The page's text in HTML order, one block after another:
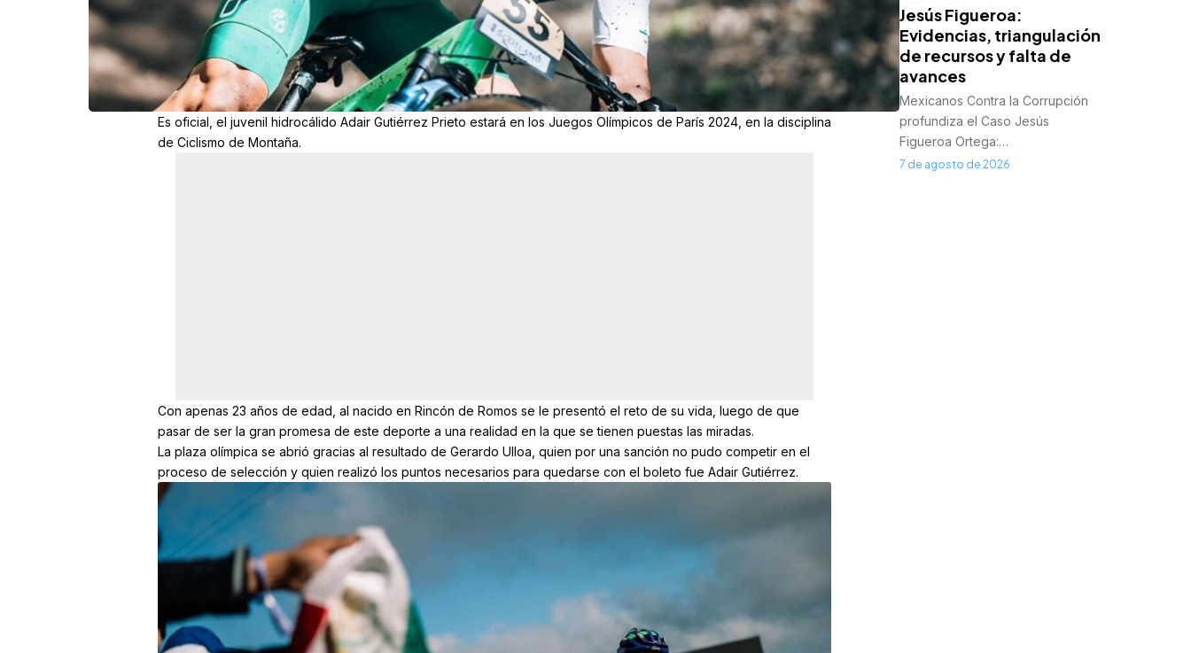
Es oficial, el juvenil hidrocálido Adair Gutiérrez Prieto estará en los Juegos Olímpicos de París 2024, en la disciplina
de Ciclismo de Montaña.
Con apenas 23 años de edad, al nacido en Rincón de Romos se le presentó el reto de su vida, luego de que
pasar de ser la gran promesa de este deporte a una realidad en la que se tienen puestas las miradas.
La plaza olímpica se abrió gracias al resultado de Gerardo Ulloa, quien por una sanción no pudo competir en el
proceso de selección y quien realizó los puntos necesarios para quedarse con el boleto fue Adair Gutiérrez.
Jesús Figueroa:
Evidencias, triangulación
de recursos y falta de
avances
Mexicanos Contra la Corrupción
profundiza el Caso Jesús
Figueroa Ortega:…
7 de agosto de 2026